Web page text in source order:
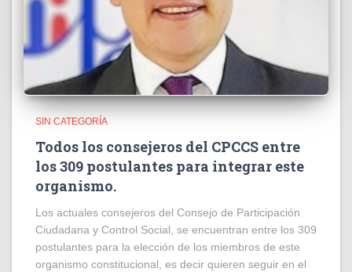
SIN CATEGORÍA
Todos los consejeros del CPCCS entre
los 309 postulantes para integrar este
organismo.
Los actuales consejeros del Consejo de Participación
Ciudadana y Control Social, se encuentran entre los 309
postulantes para la elección de los miembros de este
organismo constitucional, es decir quieren seguir en el